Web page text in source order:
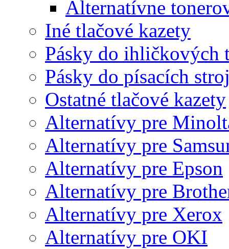
Alternatívne
Iné tlačové kazety
Pásky do ihličkových
Pásky do písacích
Ostatné tlačové kazety
Alternatívy pre
Alternatívy pre
Alternatívy pre Epson
Alternatívy pre
Alternatívy pre Xerox
Alternatívy pre OKI